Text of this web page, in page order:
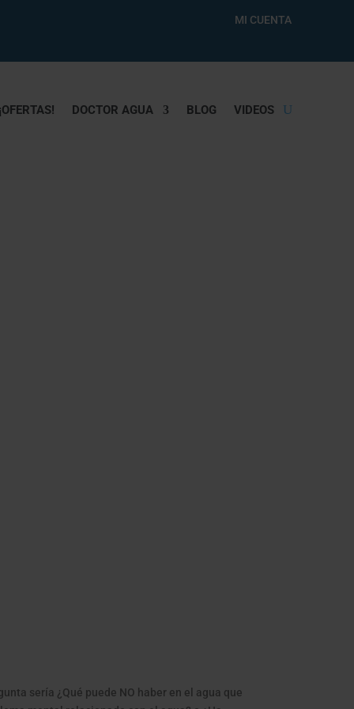
MI CUENTA
¡OFERTAS! DOCTOR AGUA BLOG VIDEOS
sería ¿Qué puede NO haber en el agua que